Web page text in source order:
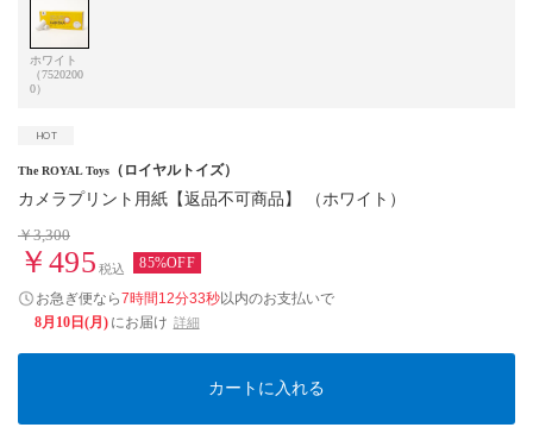
ホワイト
（7520200
0）
The ROYAL Toys （ロイヤルトイズ）
カメラプリント用紙【返品不可商品】 （ホワイト）
￥3,300
￥495 税込 85%OFF
お急ぎ便なら7時間12分33秒以内のお支払いで
8月10日(月) にお届け 詳細
カートに入れる